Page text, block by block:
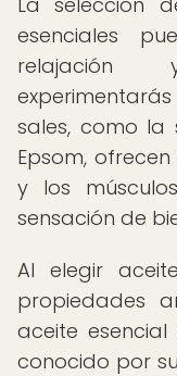
esenciales
relajación
sales, como
Epsom,
y los
sensación de
Al elegir
propiedades
aceite
conocido por